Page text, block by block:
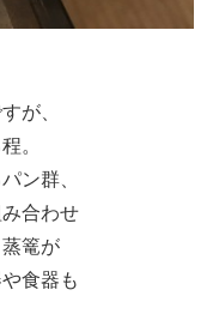
が、
。
ン群、
合わせ
篭が
食器も